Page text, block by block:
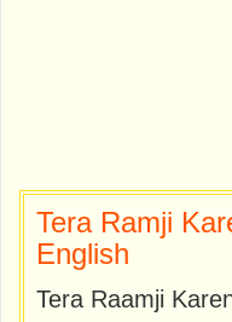
Tera Ramji
English
Tera Raamji